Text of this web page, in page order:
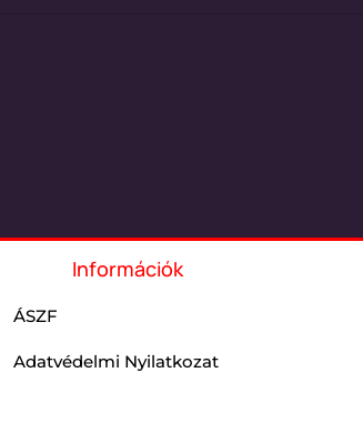
Információk
ÁSZF
Adatvédelmi Nyilatkozat